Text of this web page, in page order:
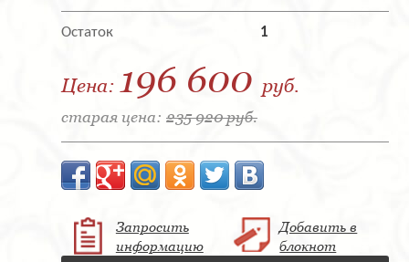
Остаток 1
Цена: 196 600 руб.
старая цена: 235 920 руб.
Запросить
информацию
Добавить в
блокнот